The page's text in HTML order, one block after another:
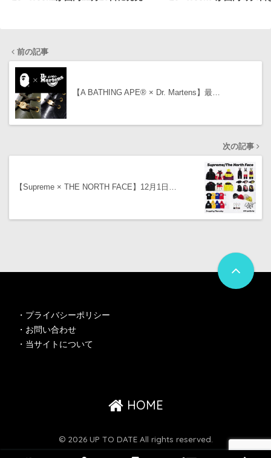
前の記事
【A BATHING APE® × Dr. Martens】最…
次の記事
【Supreme × THE NORTH FACE】12月1日…
・ プライバシーポリシー
・ お問い合わせ
・ 当サイトについて
HOME
© 2026 UP TO DATE All rights reserved.